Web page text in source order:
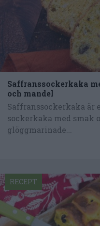
Saffranssockerkaka
och mandel
Saffranssockerkaka är
sockerkaka med smak
glöggmarinade...
RECEPT